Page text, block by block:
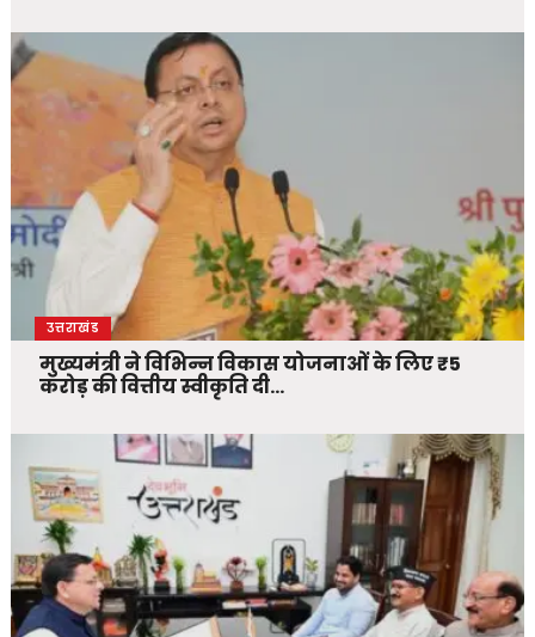
उत्तराखंड
मुख्यमंत्री ने विभिन्न विकास योजनाओं के लिए ₹5
करोड़ की वित्तीय स्वीकृति दी…